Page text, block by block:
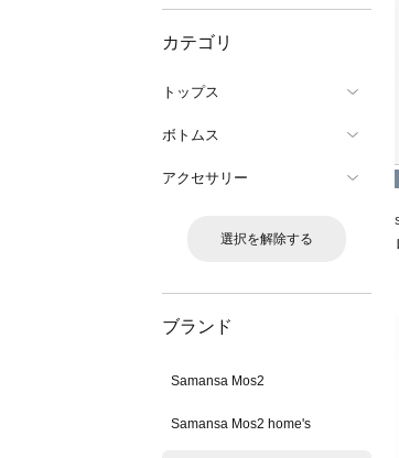
カテゴリ
トップス
ボトムス
アクセサリー
選択を解除する
ブランド
Samansa Mos2
Samansa Mos2 home's